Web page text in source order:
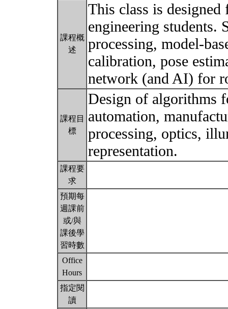
課程概
述
This class is
engineering students.
processing, model-
calibration, pose
network (and AI) for
課程目
標
Design of algorithms
automation,
processing, optics,
representation.
課程要
求
預期每
週課前
或/與
課後學
習時數
Office
Hours
指定閱
讀